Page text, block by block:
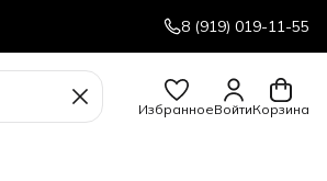
8 (919) 019-11-55
ИзбранноеВойтиКорзина